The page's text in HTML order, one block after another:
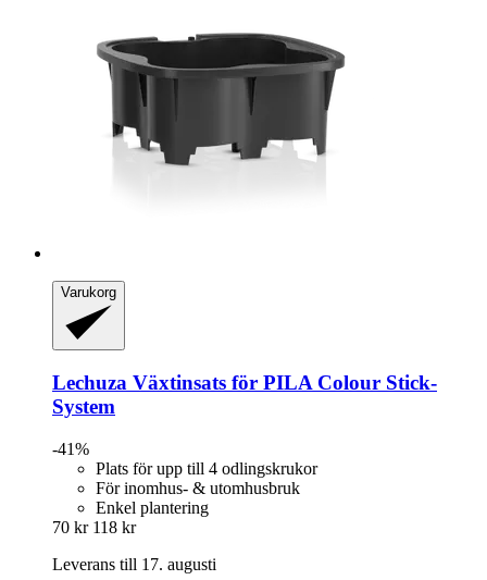
Varukorg
Lechuza Växtinsats för PILA Colour Stick-​
System
-41%
Plats för upp till 4 odlingskrukor
För inomhus- & utomhusbruk
Enkel plantering
70 kr 118 kr
Leverans till 17. augusti